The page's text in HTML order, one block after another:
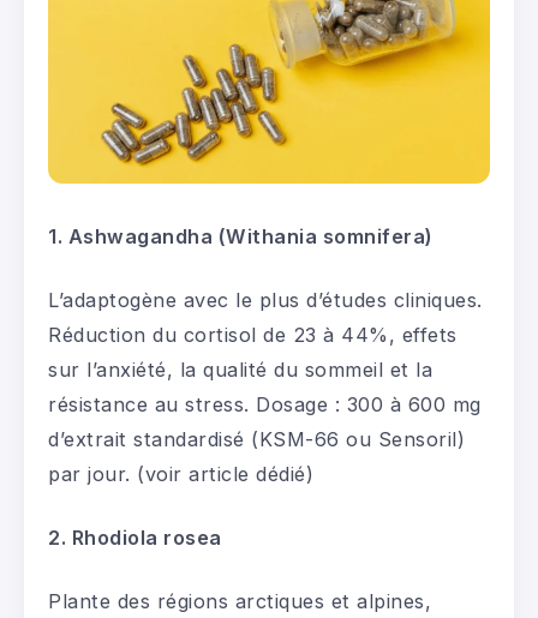
1. Ashwagandha (Withania somnifera)
L’adaptogène avec le plus d’études cliniques.
Réduction du cortisol de 23 à 44%, effets
sur l’anxiété, la qualité du sommeil et la
résistance au stress. Dosage : 300 à 600 mg
d’extrait standardisé (KSM-66 ou Sensoril)
par jour. (voir article dédié)
2. Rhodiola rosea
Plante des régions arctiques et alpines,